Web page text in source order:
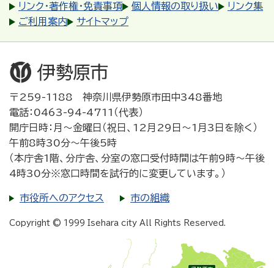
リンク・著作権・免責事項
個人情報の取り扱い
リンク集
ご利用案内
サイトマップ
〒259-1188 神奈川県伊勢原市田中348番地
電話：0463-94-4711（代表）
開庁日時：月～金曜日（祝日、12月29日～1月3日を除く）
午前8時30分～午後5時
（本庁舎1階、分庁舎、分室の窓口受付時間は午前9時～午後
4時30分※窓口時間を試行的に変更しています。）
市役所へのアクセス 市の組織
Copyright © 1999 Isehara city All Rights Reserved.